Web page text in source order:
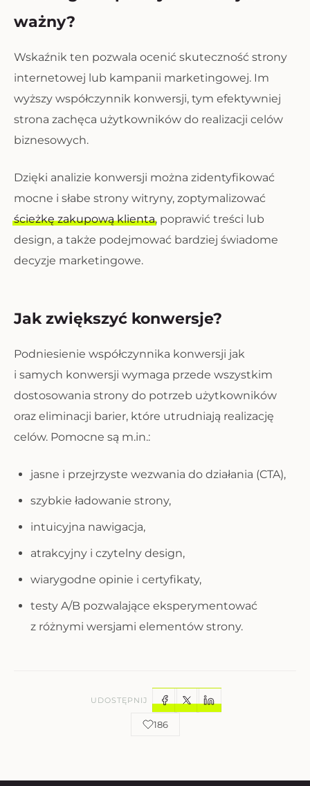
ważny?
Wskaźnik ten pozwala ocenić skuteczność strony
internetowej lub kampanii marketingowej. Im
wyższy współczynnik konwersji, tym efektywniej
strona zachęca użytkowników do realizacji celów
biznesowych.
Dzięki analizie konwersji można zidentyfikować
mocne i słabe strony witryny, zoptymalizować
ścieżkę zakupową klienta, poprawić treści lub
design, a także podejmować bardziej świadome
decyzje marketingowe.
Jak zwiększyć konwersje?
Podniesienie współczynnika konwersji jak
i samych konwersji wymaga przede wszystkim
dostosowania strony do potrzeb użytkowników
oraz eliminacji barier, które utrudniają realizację
celów. Pomocne są m.in.:
jasne i przejrzyste wezwania do działania (CTA),
szybkie ładowanie strony,
intuicyjna nawigacja,
atrakcyjny i czytelny design,
wiarygodne opinie i certyfikaty,
testy A/B pozwalające eksperymentować
z różnymi wersjami elementów strony.
UDOSTĘPNIJ
186